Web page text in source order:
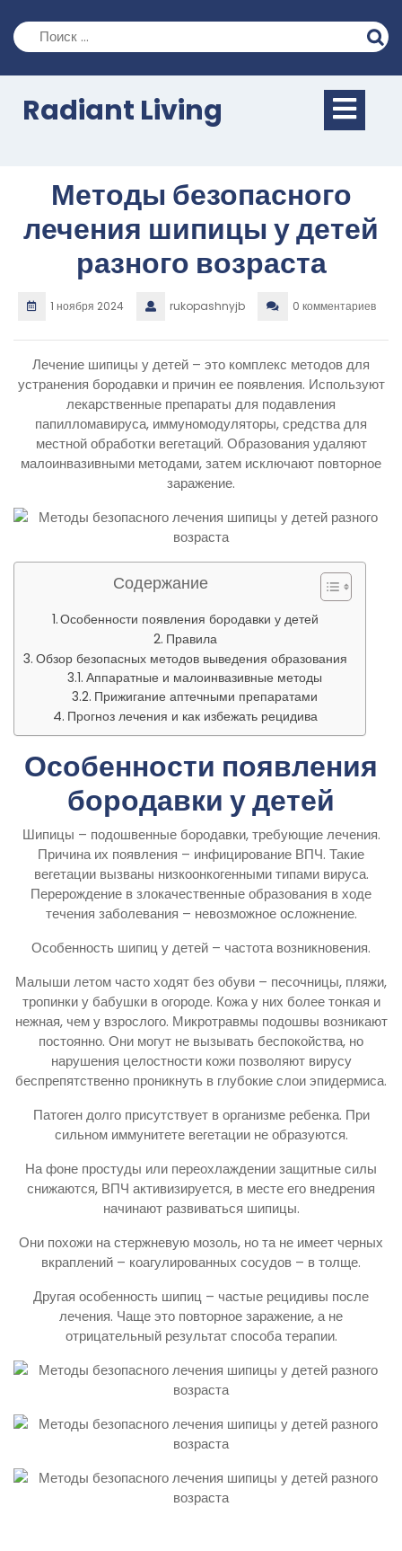
содержимому
Radiant Living
Методы безопасного
лечения шипицы у детей
разного возраста
1 ноября 2024 rukopashnyjb 0 комментариев
Лечение шипицы у детей – это комплекс методов для
устранения бородавки и причин ее появления. Используют
лекарственные препараты для подавления
папилломавируса, иммуномодуляторы, средства для
местной обработки вегетаций. Образования удаляют
малоинвазивными методами, затем исключают повторное
заражение.
Содержание
Особенности появления бородавки у детей
Правила
Обзор безопасных методов выведения образования
Аппаратные и малоинвазивные методы
Прижигание аптечными препаратами
Прогноз лечения и как избежать рецидива
Особенности появления
бородавки у детей
Шипицы – подошвенные бородавки, требующие лечения.
Причина их появления – инфицирование ВПЧ. Такие
вегетации вызваны низкоонкогенными типами вируса.
Перерождение в злокачественные образования в ходе
течения заболевания – невозможное осложнение.
Особенность шипиц у детей – частота возникновения.
Малыши летом часто ходят без обуви – песочницы, пляжи,
тропинки у бабушки в огороде. Кожа у них более тонкая и
нежная, чем у взрослого. Микротравмы подошвы возникают
постоянно. Они могут не вызывать беспокойства, но
нарушения целостности кожи позволяют вирусу
беспрепятственно проникнуть в глубокие слои эпидермиса.
Патоген долго присутствует в организме ребенка. При
сильном иммунитете вегетации не образуются.
На фоне простуды или переохлаждении защитные силы
снижаются, ВПЧ активизируется, в месте его внедрения
начинают развиваться шипицы.
Они похожи на стержневую мозоль, но та не имеет черных
вкраплений – коагулированных сосудов – в толще.
Другая особенность шипиц – частые рецидивы после
лечения. Чаще это повторное заражение, а не
отрицательный результат способа терапии.